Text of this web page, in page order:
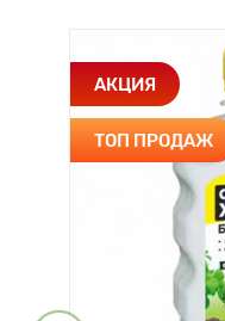
АКЦИЯ
ТОП ПРОДАЖ